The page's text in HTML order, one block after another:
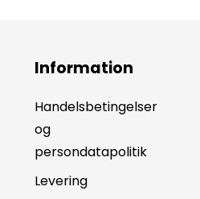
Information
Handelsbetingelser
og
persondatapolitik
Levering